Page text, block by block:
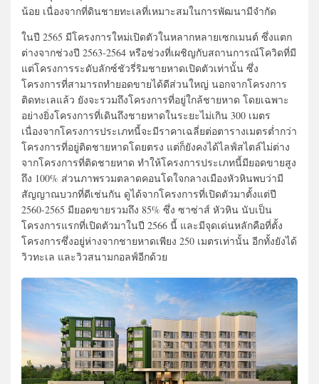
น้อย เนื่องจากที่ดินชายทะเลที่เหมาะสมในการพัฒนามีจำกัด
ในปี 2565 มีโครงการใหม่เปิดตัวในหลากหลายเซกเมนต์ ซึ่งแตก
ต่างจากช่วงปี 2563-2564 หรือช่วงที่เผชิญกับสถานการณ์โควิดที่มี
แต่โครงการระดับลักซ์ชัวรี่ริมชายหาดเปิดตัวเท่านั้น ซึ่ง
โครงการที่สามารถทำยอดขายได้ดีส่วนใหญ่ นอกจากโครงการ
ติดทะเลแล้ว ยังจะรวมถึงโครงการที่อยู่ใกล้ชายหาด โดยเฉพาะ
อย่างยิ่งโครงการที่เดินถึงชายหาดในระยะไม่เกิน 300 เมตร
เนื่องจากโครงการประเภทนี้จะมีราคาเฉลี่ยต่อตารางเมตรต่ำกว่า
โครงการที่อยู่ติดชายหาดโดยตรง แต่ก็ยังคงได้ไลฟ์สไตล์ไม่ต่าง
จากโครงการที่ติดชายหาด ทำให้โครงการประเภทนี้มียอดขายสูง
ถึง 100% ส่วนภาพรวมตลาดคอนโดใจกลางเมืองหัวหินพบว่ามี
สัญญาณบวกที่ดีเช่นกัน ดูได้จากโครงการที่เปิดตัวมาตั้งแต่ปี
2560-2565 มียอดขายรวมถึง 85% ซึ่ง ซาซ่าส์ หัวหิน นับเป็น
โครงการแรกที่เปิดตัวมาในปี 2566 นี้ และมีจุดเด่นหลักคือที่ตั้ง
โครงการซึ่งอยู่ห่างจากชายหาดเพียง 250 เมตรเท่านั้น อีกทั้งยังได้
วิวทะเล และวิวสนามกอลฟ์อีกด้วย